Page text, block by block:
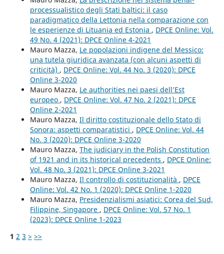
processualistico degli Stati baltici: il caso
paradigmatico della Lettonia nella comparazione con
le esperienze di Lituania ed Estonia , DPCE Online: Vol.
49 No. 4 (2021): DPCE Online 4-2021
Mauro Mazza, Le popolazioni indigene del Messico:
una tutela giuridica avanzata (con alcuni aspetti di
criticità) , DPCE Online: Vol. 44 No. 3 (2020): DPCE
Online 3-2020
Mauro Mazza, Le authorities nei paesi dell’Est
europeo , DPCE Online: Vol. 47 No. 2 (2021): DPCE
Online 2-2021
Mauro Mazza, Il diritto costituzionale dello Stato di
Sonora: aspetti comparatistici , DPCE Online: Vol. 44
No. 3 (2020): DPCE Online 3-2020
Mauro Mazza, The judiciary in the Polish Constitution
of 1921 and in its historical precedents , DPCE Online:
Vol. 48 No. 3 (2021): DPCE Online 3-2021
Mauro Mazza, Il controllo di costituzionalità , DPCE
Online: Vol. 42 No. 1 (2020): DPCE Online 1-2020
Mauro Mazza, Presidenzialismi asiatici: Corea del Sud,
Filippine, Singapore , DPCE Online: Vol. 57 No. 1
(2023): DPCE Online 1-2023
1 2 3 > >>